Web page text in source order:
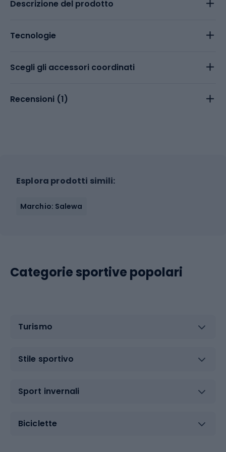
Descrizione del prodotto
Tecnologie
Scegli gli accessori coordinati
Recensioni (1)
Esplora prodotti simili:
Marchio: Salewa
Categorie sportive popolari
Turismo
Stile sportivo
Sport invernali
Biciclette